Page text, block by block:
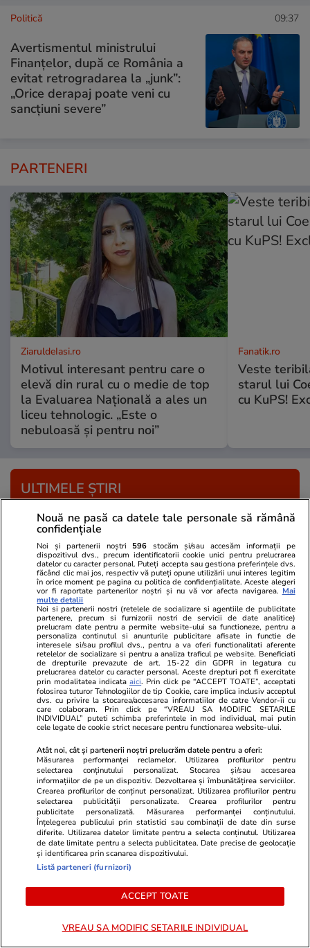
Politică 09:37
Avertismentul ministrului
Finanțelor, după ce România a
evitat retrogradarea la „junk”:
„Orice derapaj poate veni cu
sancțiuni severe”
PARTENERI
ZiaruldeIasi.ro
Motivul interesant pentru care o
elevă din rural cu o medie de top
la Evaluarea Națională a ales un
liceu tehnologic. „Este o
nebuloasă și pentru noi”
Fanatik.ro
Veste
starul lui
cu KuPS!
ULTIMELE ȘTIRI
Știri Externe 18:25
Discul din Phaistos, misterul vechi de peste un
secol pe care arheologii nu au reușit încă să-l
descifreze
Știri Externe 17:30
Rusia a atacat Ucraina cu un număr-record de
rachete în luna iulie
Știri Externe 17:30
Coșmarul unor proprietari: cinci ani fără chirie,
apoi au descoperit casa distrusă și
transformată într-un focar de mizerie, în Franța
Știri România 17:20
Sute de trenuri ar putea dispărea din circulație
în perioada următoare. Avertismentul
operatorilor feroviari către Guvern
Citește mai multe
Nouă ne pasă ca datele tale personale să rămână
confidențiale
Noi și partenerii noștri 596 stocăm și/sau accesăm informații pe
dispozitivul dvs., precum identificatorii cookie unici pentru prelucrarea
datelor cu caracter personal. Puteți accepta sau gestiona preferințele dvs.
făcând clic mai jos, respectiv vă puteți opune utilizării unui interes legitim
în orice moment pe pagina cu politica de confidențialitate. Aceste alegeri
vor fi raportate partenerilor noștri și nu vă vor afecta navigarea. Mai
multe detalii
Noi si partenerii nostri (retelele de socializare si agentiile de publicitate
partenere, precum si furnizorii nostri de servicii de date analitice)
prelucram date pentru a permite website-ului sa functioneze, pentru a
personaliza continutul si anunturile publicitare afisate in functie de
interesele si/sau profilul dvs., pentru a va oferi functionalitati aferente
retelelor de socializare si pentru a analiza traficul pe website. Beneficiati
de drepturile prevazute de art. 15-22 din GDPR in legatura cu
prelucrarea datelor cu caracter personal. Aceste drepturi pot fi exercitate
prin modalitatea indicataaici. Prin click pe “ACCEPT TOATE”, acceptati
folosirea tuturor Tehnologiilor de tip Cookie, care implica inclusiv acceptul
dvs. cu privire la stocarea/accesarea informatiilor de catre Vendor-ii cu
care colaboram. Prin click pe “VREAU SA MODIFIC SETARILE
INDIVIDUAL” puteti schimba preferintele in mod individual, mai putin
cele legate de cookie strict necesare pentru functionarea website-ului.
Atât noi, cât și partenerii noștri prelucrăm datele pentru a oferi:
Măsurarea performanței reclamelor. Utilizarea profilurilor pentru
selectarea conținutului personalizat. Stocarea și/sau accesarea
informațiilor de pe un dispozitiv. Dezvoltarea și îmbunătățirea serviciilor.
Crearea profilurilor de conținut personalizat. Utilizarea profilurilor pentru
selectarea publicității personalizate. Crearea profilurilor pentru
publicitate personalizată. Măsurarea performanței conținutului.
Înțelegerea publicului prin statistici sau combinații de date din surse
diferite. Utilizarea datelor limitate pentru a selecta conținutul. Utilizarea
de date limitate pentru a selecta publicitatea. Date precise de geolocație
și identificarea prin scanarea dispozitivului.
Listă parteneri (furnizori)
ACCEPT TOATE
VREAU SA MODIFIC SETARILE INDIVIDUAL